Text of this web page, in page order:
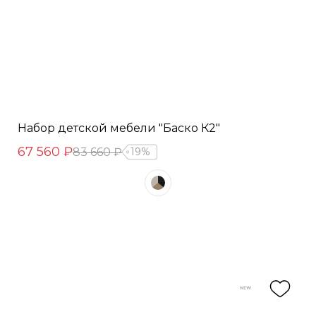
Набор детской мебели "Баско К2"
67 560 ₽83 660 ₽ 19%